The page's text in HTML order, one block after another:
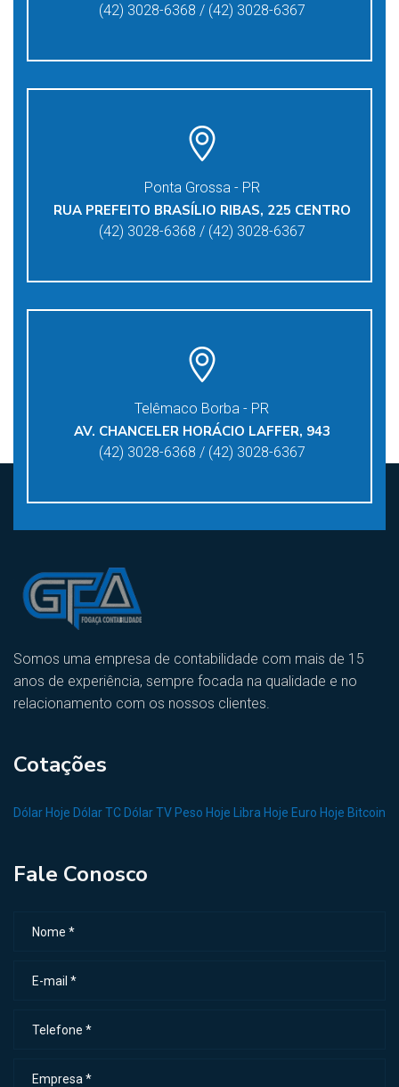
(42) 3028-6368 / (42) 3028-6367
Ponta Grossa - PR
RUA PREFEITO BRASÍLIO RIBAS, 225 CENTRO
(42) 3028-6368 / (42) 3028-6367
Telêmaco Borba - PR
AV. CHANCELER HORÁCIO LAFFER, 943
(42) 3028-6368 / (42) 3028-6367
Somos uma empresa de contabilidade com mais de 15
anos de experiência, sempre focada na qualidade e no
relacionamento com os nossos clientes.
Cotações
Dólar Hoje Dólar TC Dólar TV Peso Hoje Libra Hoje Euro Hoje Bitcoin
Fale Conosco